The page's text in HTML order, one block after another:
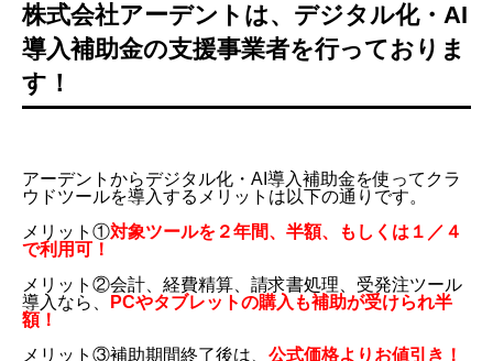
株式会社アーデントは、デジタル化・AI
導入補助金の支援事業者を行っておりま
す！
アーデントからデジタル化・AI導入補助金を使ってクラ
ウドツールを導入するメリットは以下の通りです。
メリット①対象ツールを２年間、半額、もしくは１／４
で利用可！
メリット②会計、経費精算、請求書処理、受発注ツール
導入なら、
PCやタブレットの購入も補助が受けられ半
額！
メリット③補助期間終了後は、 公式価格よりお値引き！